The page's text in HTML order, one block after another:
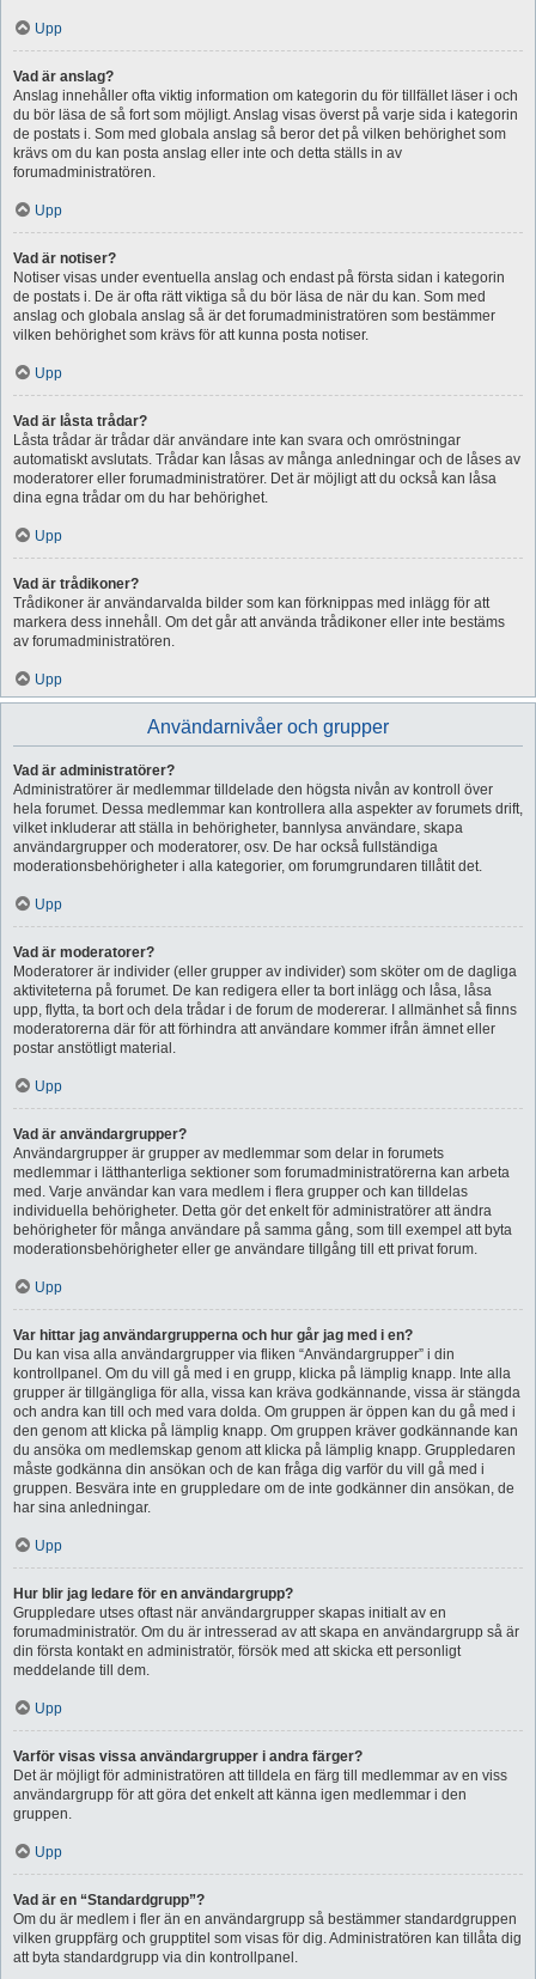
Upp
Vad är anslag?
Anslag innehåller ofta viktig information om kategorin du för tillfället läser i och
du bör läsa de så fort som möjligt. Anslag visas överst på varje sida i kategorin
de postats i. Som med globala anslag så beror det på vilken behörighet som
krävs om du kan posta anslag eller inte och detta ställs in av
forumadministratören.
Upp
Vad är notiser?
Notiser visas under eventuella anslag och endast på första sidan i kategorin
de postats i. De är ofta rätt viktiga så du bör läsa de när du kan. Som med
anslag och globala anslag så är det forumadministratören som bestämmer
vilken behörighet som krävs för att kunna posta notiser.
Upp
Vad är låsta trådar?
Låsta trådar är trådar där användare inte kan svara och omröstningar
automatiskt avslutats. Trådar kan låsas av många anledningar och de låses av
moderatorer eller forumadministratörer. Det är möjligt att du också kan låsa
dina egna trådar om du har behörighet.
Upp
Vad är trådikoner?
Trådikoner är användarvalda bilder som kan förknippas med inlägg för att
markera dess innehåll. Om det går att använda trådikoner eller inte bestäms
av forumadministratören.
Upp
Användarnivåer och grupper
Vad är administratörer?
Administratörer är medlemmar tilldelade den högsta nivån av kontroll över
hela forumet. Dessa medlemmar kan kontrollera alla aspekter av forumets drift,
vilket inkluderar att ställa in behörigheter, bannlysa användare, skapa
användargrupper och moderatorer, osv. De har också fullständiga
moderationsbehörigheter i alla kategorier, om forumgrundaren tillåtit det.
Upp
Vad är moderatorer?
Moderatorer är individer (eller grupper av individer) som sköter om de dagliga
aktiviteterna på forumet. De kan redigera eller ta bort inlägg och låsa, låsa
upp, flytta, ta bort och dela trådar i de forum de modererar. I allmänhet så finns
moderatorerna där för att förhindra att användare kommer ifrån ämnet eller
postar anstötligt material.
Upp
Vad är användargrupper?
Användargrupper är grupper av medlemmar som delar in forumets
medlemmar i lätthanterliga sektioner som forumadministratörerna kan arbeta
med. Varje användar kan vara medlem i flera grupper och kan tilldelas
individuella behörigheter. Detta gör det enkelt för administratörer att ändra
behörigheter för många användare på samma gång, som till exempel att byta
moderationsbehörigheter eller ge användare tillgång till ett privat forum.
Upp
Var hittar jag användargrupperna och hur går jag med i en?
Du kan visa alla användargrupper via fliken “Användargrupper” i din
kontrollpanel. Om du vill gå med i en grupp, klicka på lämplig knapp. Inte alla
grupper är tillgängliga för alla, vissa kan kräva godkännande, vissa är stängda
och andra kan till och med vara dolda. Om gruppen är öppen kan du gå med i
den genom att klicka på lämplig knapp. Om gruppen kräver godkännande kan
du ansöka om medlemskap genom att klicka på lämplig knapp. Gruppledaren
måste godkänna din ansökan och de kan fråga dig varför du vill gå med i
gruppen. Besvära inte en gruppledare om de inte godkänner din ansökan, de
har sina anledningar.
Upp
Hur blir jag ledare för en användargrupp?
Gruppledare utses oftast när användargrupper skapas initialt av en
forumadministratör. Om du är intresserad av att skapa en användargrupp så är
din första kontakt en administratör, försök med att skicka ett personligt
meddelande till dem.
Upp
Varför visas vissa användargrupper i andra färger?
Det är möjligt för administratören att tilldela en färg till medlemmar av en viss
användargrupp för att göra det enkelt att känna igen medlemmar i den
gruppen.
Upp
Vad är en “Standardgrupp”?
Om du är medlem i fler än en användargrupp så bestämmer standardgruppen
vilken gruppfärg och grupptitel som visas för dig. Administratören kan tillåta dig
att byta standardgrupp via din kontrollpanel.